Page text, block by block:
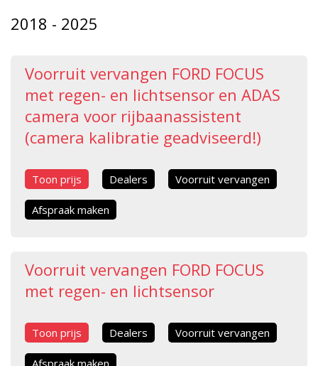
2018 - 2025
Voorruit vervangen FORD FOCUS
met regen- en lichtsensor en ADAS
camera voor rijbaanassistent
(camera kalibratie geadviseerd!)
Toon prijs Dealers Voorruit vervangen
Afspraak maken
Voorruit vervangen FORD FOCUS
met regen- en lichtsensor
Toon prijs Dealers Voorruit vervangen
Afspraak maken